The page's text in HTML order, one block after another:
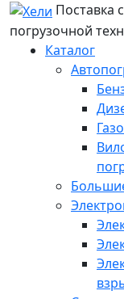
Поставка
погрузочной
Каталог